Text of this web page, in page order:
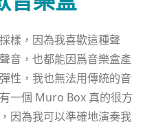
樣，因為我喜歡這種聲
音，也都能因爲音樂盒產
性，我也無法用傳統的音
一個 Muro Box 真的很方
因為我可以準確地演奏我